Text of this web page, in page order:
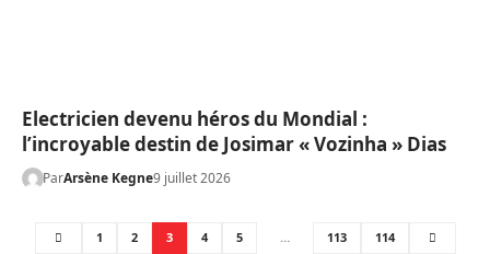
Electricien devenu héros du Mondial :
l’incroyable destin de Josimar « Vozinha » Dias
ParArsène Kegne9 juillet 2026
1 2 3 4 5 … 113 114